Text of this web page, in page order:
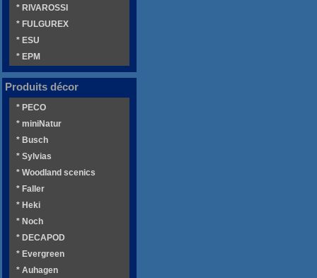
* RIVAROSSI
* FULGUREX
* ESU
* EPM
Produits décor
* PECO
* miniNatur
* Busch
* Sylvias
* Woodland scenics
* Faller
* Heki
* Noch
* DECAPOD
* Evergreen
* Auhagen